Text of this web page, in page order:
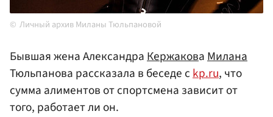
Личный архив Миланы Тюльпановой
Бывшая жена АлександраКержаковаМилана
Тюльпанова рассказала в беседе сkp.ru, что
сумма алиментов от спортсмена зависит от
того, работает ли он.